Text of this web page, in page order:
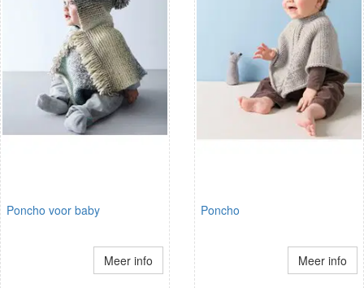
Poncho voor baby
Meer info
Poncho
Meer info